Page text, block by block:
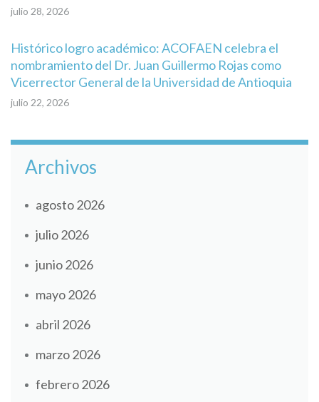
julio 28, 2026
Histórico logro académico: ACOFAEN celebra el
nombramiento del Dr. Juan Guillermo Rojas como
Vicerrector General de la Universidad de Antioquia
julio 22, 2026
Archivos
agosto 2026
julio 2026
junio 2026
mayo 2026
abril 2026
marzo 2026
febrero 2026